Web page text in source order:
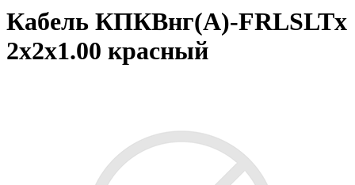
Кабель КПКВнг(А)-FRLSLTx
2х2х1.00 красный